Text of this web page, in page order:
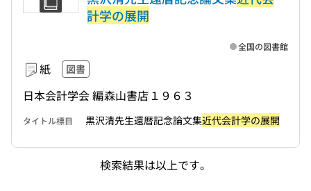
計学の展開
紙 図書
日本会計学会 編森山書店 １９６３
全国の図書館
タイトル標目 黒沢清先生還暦記念論文集近代会計学の展開
検索結果は以上です。